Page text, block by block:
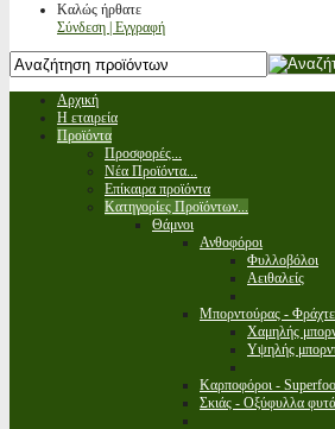
Καλώς ήρθατε
Σύνδεση | Εγγραφή
Αρχική
Η εταιρεία
Προϊόντα
Προσφορές...
Νέα Προϊόντα...
Επίκαιρα προϊόντα
Κατηγορίες Προϊόντων...
Θάμνοι
Ανθοφόροι
Φυλλοβόλοι
Αειθαλείς
Μπορντούρας -
Χαμηλής
Υψηλής
Καρποφόροι -
Σκιάς - Οξύφυλλα φυτά